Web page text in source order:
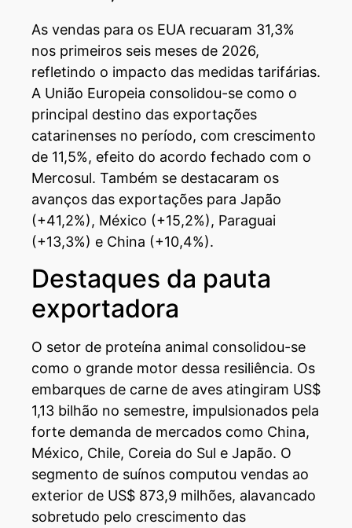
As vendas para os EUA recuaram 31,3%
nos primeiros seis meses de 2026,
refletindo o impacto das medidas tarifárias.
A União Europeia consolidou-se como o
principal destino das exportações
catarinenses no período, com crescimento
de 11,5%, efeito do acordo fechado com o
Mercosul. Também se destacaram os
avanços das exportações para Japão
(+41,2%), México (+15,2%), Paraguai
(+13,3%) e China (+10,4%).
Destaques da pauta
exportadora
O setor de proteína animal consolidou-se
como o grande motor dessa resiliência. Os
embarques de carne de aves atingiram US$
1,13 bilhão no semestre, impulsionados pela
forte demanda de mercados como China,
México, Chile, Coreia do Sul e Japão. O
segmento de suínos computou vendas ao
exterior de US$ 873,9 milhões, alavancado
sobretudo pelo crescimento das